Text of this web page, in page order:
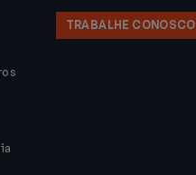
TRABALHE CONOSCO